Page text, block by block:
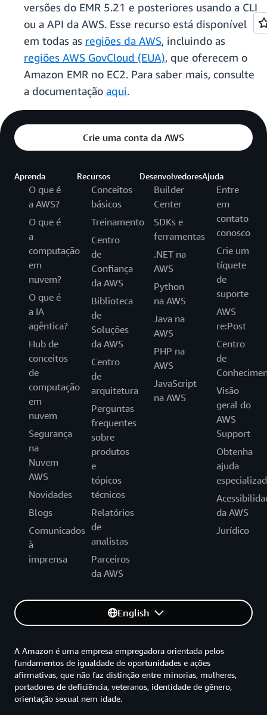
versões do EMR 5.21 e posteriores usando a CLI
ou a API da AWS. Esse recurso está disponível
em todas as regiões da AWS, incluindo as
regiões AWS GovCloud (EUA), que oferecem o
Amazon EMR no EC2. Para saber mais, consulte
a documentação aqui.
Crie uma conta da AWS
Aprenda
O que é
a AWS?
O que é
a
computação
em
nuvem?
O que é
a IA
agêntica?
Hub de
conceitos
de
computação
em
nuvem
Segurança
na
Nuvem
AWS
Novidades
Blogs
Comunicados
à
imprensa
Recursos
Conceitos
básicos
Treinamento
Centro
de
Confiança
da AWS
Biblioteca
de
Soluções
da AWS
Centro
de
arquitetura
Perguntas
frequentes
sobre
produtos
e
tópicos
técnicos
Relatórios
de
analistas
Parceiros
da AWS
Desenvolvedores
Builder
Center
SDKs e
ferramentas
.NET na
AWS
Python
na AWS
Java na
AWS
PHP na
AWS
JavaScript
na AWS
Ajuda
Entre
em
contato
conosco
Crie um
tíquete
de
suporte
AWS
re:Post
Centro
de
Visão
geral do
AWS
Support
Obtenha
ajuda
da AWS
Jurídico
English
A Amazon é uma empresa empregadora orientada pelos
fundamentos de igualdade de oportunidades e ações
afirmativas, que não faz distinção entre minorias, mulheres,
portadores de deficiência, veteranos, identidade de gênero,
orientação sexual nem idade.